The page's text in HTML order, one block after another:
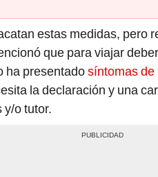
estas medidas, pero
que para viajar
ha presentadosíntomas de
la declaración y una
y/o tutor.